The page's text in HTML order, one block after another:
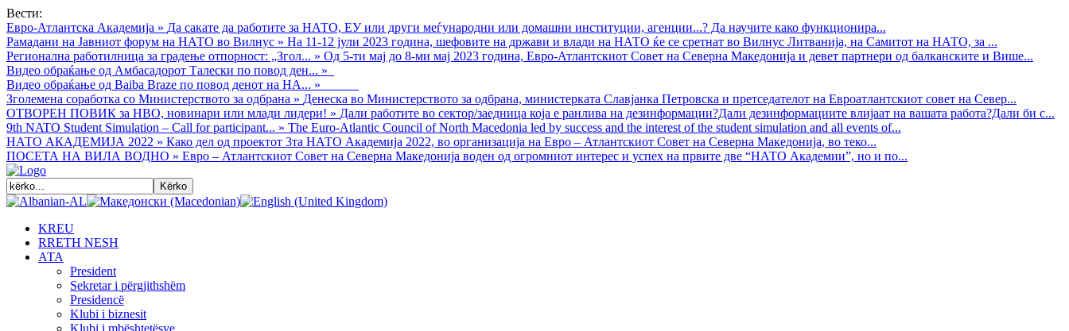
Вести:
Евро-Атлантска Академија » Да сакате да работите за НАТО, ЕУ или други меѓународни или домашни институции, агенции...? Да научите како функционира...
Рамадани на Јавниот форум на НАТО во Вилнус » На 11-12 јули 2023 година, шефовите на држави и влади на НАТО ќе се сретнат во Вилнус Литванија, на Самитот на НАТО, за ...
Регионална работилница за градење отпорност: „Згол... » Од 5-ти мај до 8-ми мај 2023 година, Евро-Атлантскиот Совет на Северна Македонија и девет партнери од балканските и Више...
Видео обраќањe од Амбасадорот Талески по повод ден... »
Видео обраќање од Baiba Braze по повод денот на НА... »
Зголемена соработка со Министерството за одбрана » Денеска во Министерството за одбрана, министерката Славјанка Петровска и претседателот на Евроатлантскиот совет на Север...
ОТВОРЕН ПОВИК за НВО, новинари или млади лидери! » Дали работите во сектор/заедница која е ранлива на дезинформации?Дали дезинформациите влијаат на вашата работа?Дали би с...
9th NATO Student Simulation – Call for participant... » The Euro-Atlantic Council of North Macedonia led by success and the interest of the student simulation and all events of...
НАТО АКАДЕМИЈА 2022 » Како дел од проектот 3та НАТО Академија 2022, во организација на Евро – Атлантскиот Совет на Северна Македонија, во теко...
ПОСЕТА НА ВИЛА ВОДНО » Евро – Атлантскиот Совет на Северна Македонија воден од огромниот интерес и успех на првите две “НАТО Академии”, но и по...
KREU
RRETH NESH
АТА
President
Sekretar i përgjithshëm
Presidencë
Klubi i biznesit
Klubi i mbështetësve